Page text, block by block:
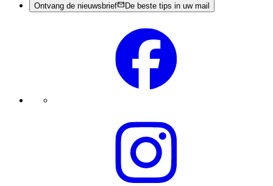
Ontvang de nieuwsbrief De beste tips in uw mail